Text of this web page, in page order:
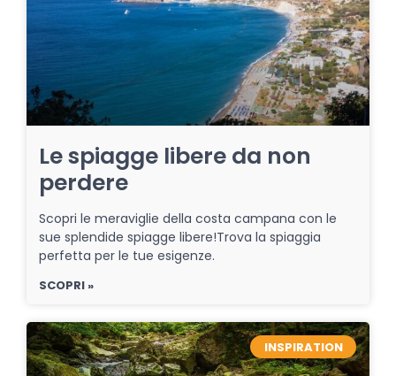
Le spiagge libere da non
perdere
Scopri le meraviglie della costa campana con le
sue splendide spiagge libere!Trova la spiaggia
perfetta per le tue esigenze.
SCOPRI »
INSPIRATION